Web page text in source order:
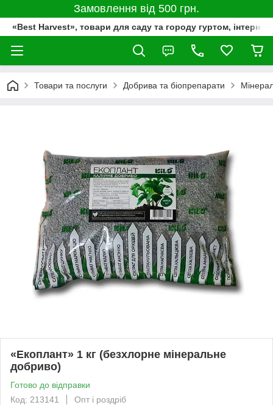
Замовлення від 500 грн.
«Best Harvest», товари для саду та городу гуртом,
Товари та послуги Добрива та біопрепарати
«Екоплант» 1 кг (безхлорне мінеральне
добриво)
Готово до відправки
Код: 213141
Опт і роздріб